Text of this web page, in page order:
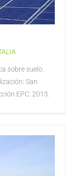
sobre suelo.
San
EPC: 2013.